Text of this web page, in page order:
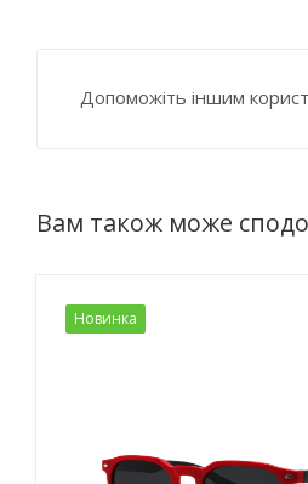
Допоможіть іншим
Вам також може
Новинка